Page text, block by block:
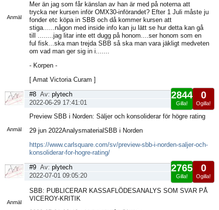
Anmäl
Mer än jag som får känslan av han är med på noterna att
trycka ner kursen inför OMX30-införandet? Efter 1 Juli måste ju
fonder etc köpa in SBB och då kommer kursen att
stiga......någon med inside info kan ju lätt se hur detta kan gå
till ........jag litar inte ett dugg på honom....ser honom som en
ful fisk...ska man trejda SBB så ska man vara jäkligt medveten
om vad man ger sig in i.......
- Korpen -
[ Amat Victoria Curam ]
Anmäl
0
Ogilla!
2844
Gilla!
#8 Av: plytech
2022-06-29 17:41:01
Preview SBB i Norden: Säljer och konsoliderar för högre rating
29 jun 2022AnalysmaterialSBB i Norden
https://www.carlsquare.com/sv/preview-sbb-i-norden-saljer-och-
konsoliderar-for-hogre-rating/
Anmäl
0
Ogilla!
2765
Gilla!
#9 Av: plytech
2022-07-01 09:05:20
SBB: PUBLICERAR KASSAFLÖDESANALYS SOM SVAR PÅ
VICEROY-KRITIK